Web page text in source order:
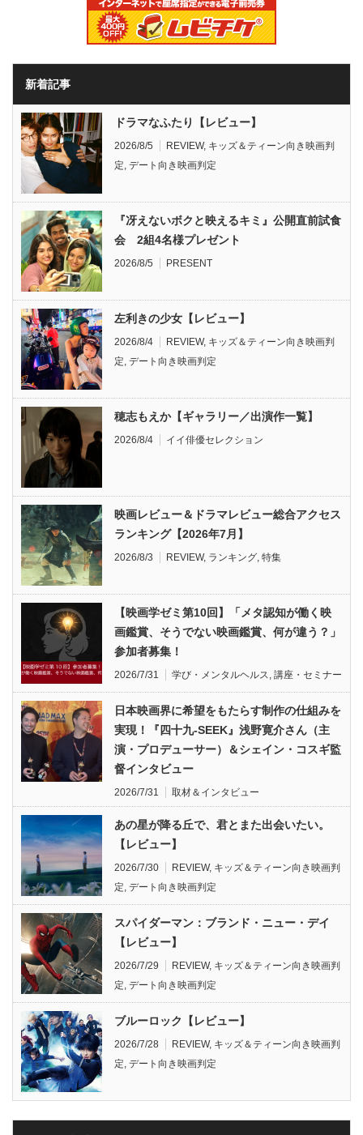
新着記事
ドラマなふたり【レビュー】
2026/8/5 REVIEW, キッズ＆ティーン向き映画判
定, デート向き映画判定
『冴えないボクと映えるキミ』公開直前試食
会 2組4名様プレゼント
2026/8/5 PRESENT
左利きの少女【レビュー】
2026/8/4 REVIEW, キッズ＆ティーン向き映画判
定, デート向き映画判定
穂志もえか【ギャラリー／出演作一覧】
2026/8/4 イイ俳優セレクション
映画レビュー＆ドラマレビュー総合アクセス
ランキング【2026年7月】
2026/8/3 REVIEW, ランキング, 特集
【映画学ゼミ第10回】「メタ認知が働く映
画鑑賞、そうでない映画鑑賞、何が違う？」
参加者募集！
2026/7/31 学び・メンタルヘルス, 講座・セミナー
日本映画界に希望をもたらす制作の仕組みを
実現！『四十九-SEEK』浅野寛介さん（主
演・プロデューサー）＆シェイン・コスギ監
督インタビュー
2026/7/31 取材＆インタビュー
あの星が降る丘で、君とまた出会いたい。
【レビュー】
2026/7/30 REVIEW, キッズ＆ティーン向き映画判
定, デート向き映画判定
スパイダーマン：ブランド・ニュー・デイ
【レビュー】
2026/7/29 REVIEW, キッズ＆ティーン向き映画判
定, デート向き映画判定
ブルーロック【レビュー】
2026/7/28 REVIEW, キッズ＆ティーン向き映画判
定, デート向き映画判定